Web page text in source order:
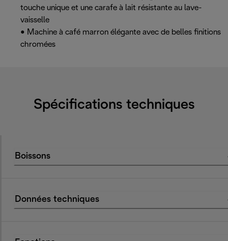
touche unique et une carafe à lait résistante au lave-
vaisselle
• Machine à café marron élégante avec de belles finitions
chromées
Spécifications techniques
Boissons
Données techniques